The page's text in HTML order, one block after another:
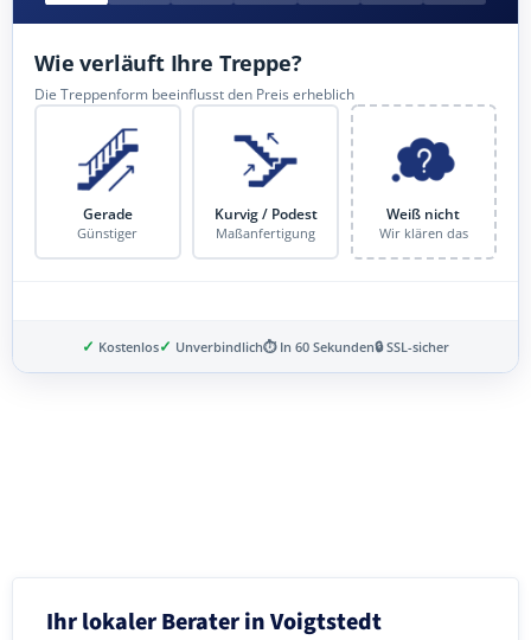
Wie verläuft Ihre Treppe?
Die Treppenform beeinflusst den Preis erheblich
Gerade
Günstiger
Kurvig / Podest
Maßanfertigung
Weiß nicht
Wir klären das
✓ Kostenlos✓ Unverbindlich⏱ In 60 Sekunden🔒 SSL-sicher
Ihr lokaler Berater in Voigtstedt